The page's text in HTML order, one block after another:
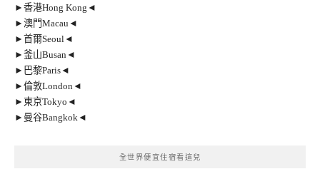
►香港Hong Kong◄
►澳門Macau◄
►首爾Seoul◄
►釜山Busan◄
►巴黎Paris◄
►倫敦London◄
►東京Tokyo◄
►曼谷Bangkok◄
全世界便宜住宿看這兒